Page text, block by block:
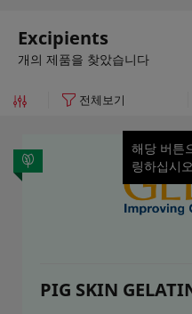
Excipients
개의 제품을 찾았습니다
해당 버튼
링하십시
PIG SKIN